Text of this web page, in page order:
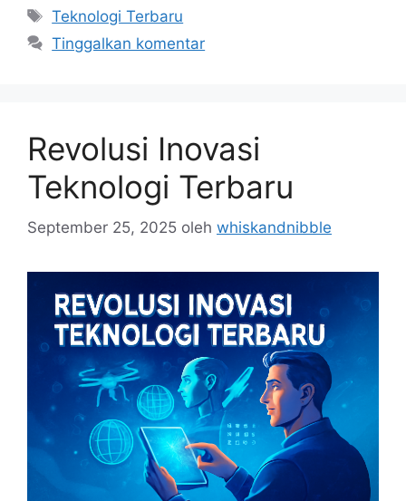
Tag
Teknologi Terbaru
Tinggalkan komentar
Revolusi Inovasi
Teknologi Terbaru
September 25, 2025 oleh whiskandnibble